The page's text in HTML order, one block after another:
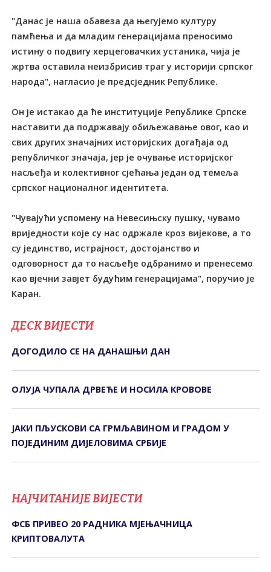
"Данас је наша обавеза да његујемо културу
памћења и да младим генерацијама преносимо
истину о подвигу херцеговачких устаника, чија је
жртва оставила неизбрисив траг у историји српског
народа", нагласио је предсједник Републике.
Он је истакао да ће институције Републике Српске
наставити да подржавају обиљежавање овог, као и
свих других значајних историјских догађаја од
републичког значаја, јер је очување историјског
насљеђа и колективног сјећања један од темеља
српског националног идентитета.
"Чувајући успомену на Невесињску пушку, чувамо
вриједности које су нас одржале кроз вијекове, а то
су јединство, истрајност, достојанство и
одговорност да то насљеђе одбранимо и пренесемо
као вјечни завјет будућим генерацијама", поручио је
Каран.
ДЕСК ВИЈЕСТИ
ДОГОДИЛО СЕ НА ДАНАШЊИ ДАН
ОЛУЈА ЧУПАЛА ДРВЕЋЕ И НОСИЛА КРОВОВЕ
ЈАКИ ПЉУСКОВИ СА ГРМЉАВИНОМ И ГРАДОМ У
ПОЈЕДИНИМ ДИЈЕЛОВИМА СРБИЈЕ
НАЈЧИТАНИЈЕ ВИЈЕСТИ
ФСБ ПРИВЕО 20 РАДНИКА МЈЕЊАЧНИЦА
КРИПТОВАЛУТА